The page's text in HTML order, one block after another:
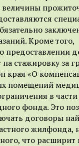
Кроме того,
предоставлении
стажировку за
края «О
помещений
в части
фонда. Это
договоры
жилфонда,
что